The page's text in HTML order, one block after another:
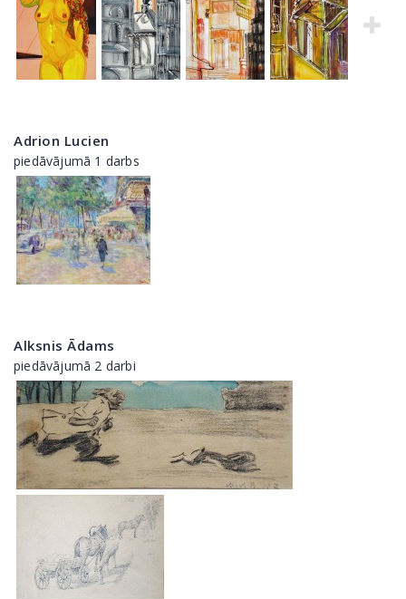
Adrion Lucien
piedāvājumā 1 darbs
Alksnis Ādams
piedāvājumā 2 darbi